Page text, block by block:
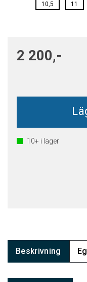
10,5 11
2 200,-
10+ i lager
Beskrivning